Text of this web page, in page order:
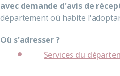
avec demande d'avis de
département où habite
Où s'adresser ?
Services du